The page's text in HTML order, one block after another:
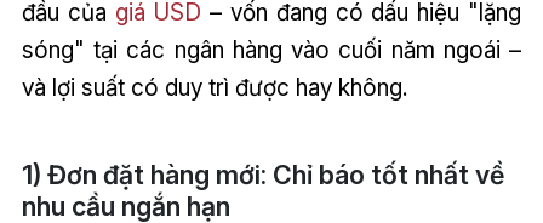
đầu của giá USD – vốn đang có dấu hiệu "lặng
sóng" tại các ngân hàng vào cuối năm ngoái –
và lợi suất có duy trì được hay không.
1) Đơn đặt hàng mới: Chỉ báo tốt nhất về
nhu cầu ngắn hạn